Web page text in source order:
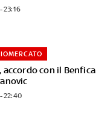
23:16
accordo con il Benfica
22:40